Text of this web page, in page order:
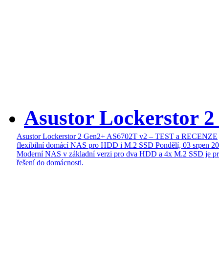
Asustor Lockerstor
Asustor Lockerstor 2 Gen2+ AS6702T v2 – TEST a RECENZE
flexibilní domácí NAS pro HDD i M.2 SSD Pondělí, 03 srpen
Moderní NAS v základní verzi pro dva HDD a 4x M.2 SSD je
řešení do domácnosti.